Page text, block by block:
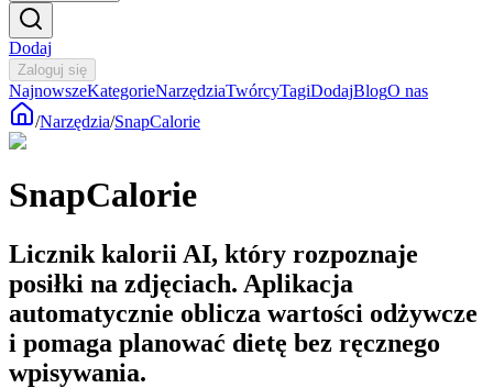
Dodaj
Zaloguj się
NajnowszeKategorieNarzędziaTwórcyTagiDodajBlogO nas
/Narzędzia/SnapCalorie
SnapCalorie
Licznik kalorii AI, który rozpoznaje
posiłki na zdjęciach. Aplikacja
automatycznie oblicza wartości odżywcze
i pomaga planować dietę bez ręcznego
wpisywania.